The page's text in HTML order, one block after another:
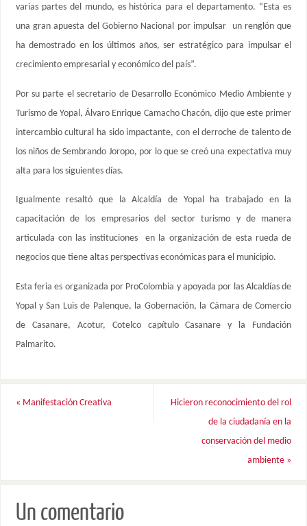
varias partes del mundo, es histórica para el departamento. “Esta es
una gran apuesta del Gobierno Nacional por impulsar un renglón que
ha demostrado en los últimos años, ser estratégico para impulsar el
crecimiento empresarial y económico del país”.
Por su parte el secretario de Desarrollo Económico Medio Ambiente y
Turismo de Yopal, Álvaro Enrique Camacho Chacón, dijo que este primer
intercambio cultural ha sido impactante, con el derroche de talento de
los niños de Sembrando Joropo, por lo que se creó una expectativa muy
alta para los siguientes días.
Igualmente resaltó que la Alcaldía de Yopal ha trabajado en la
capacitación de los empresarios del sector turismo y de manera
articulada con las instituciones en la organización de esta rueda de
negocios que tiene altas perspectivas económicas para el municipio.
Esta feria es organizada por ProColombia y apoyada por las Alcaldías de
Yopal y San Luis de Palenque, la Gobernación, la Cámara de Comercio
de Casanare, Acotur, Cotelco capítulo Casanare y la Fundación
Palmarito.
« Manifestación Creativa
Hicieron reconocimiento del rol
de la ciudadanía en la
conservación del medio
ambiente »
Un comentario